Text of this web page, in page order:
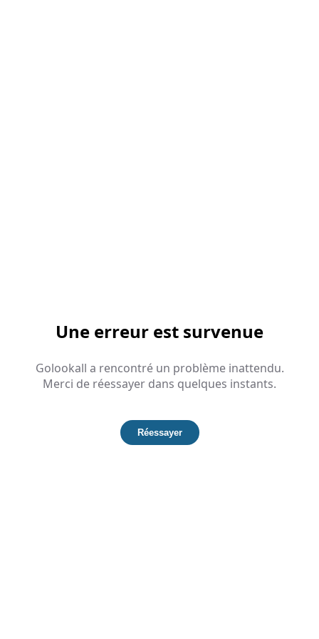
Une erreur est survenue
Golookall a rencontré un problème inattendu.
Merci de réessayer dans quelques instants.
Réessayer